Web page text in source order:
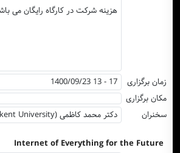
هزینه شرکت در کارگاه رایگان می
زمان برگزاری
1400/09/23 13 - 17
مکان برگزاری
سخنران
(Researcher at Bilkent University) دکتر محمد کاظمی
Internet of Everything for the Future